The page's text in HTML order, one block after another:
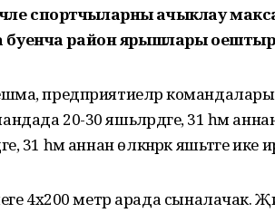
спортчыларны ачыклау
буенча район ярышлары
предприятиеләр командалары
20-30 яшьләрдәге, 31 һәм аннан
31 һәм аннан өлкәнрәк яшьтәге
4х200 метр арада сыналачак.